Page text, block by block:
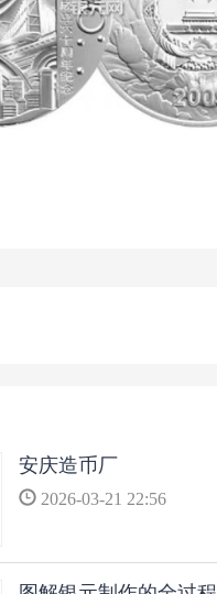
安庆造币厂
2026-03-21 22:56